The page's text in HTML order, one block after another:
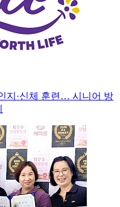
지·신체 훈련… 시니어 방